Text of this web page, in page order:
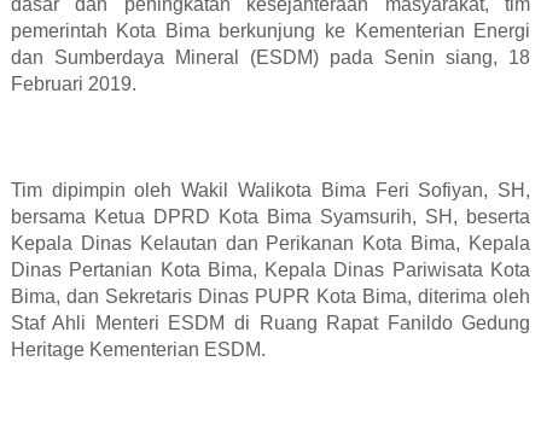
dasar dan peningkatan kesejahteraan masyarakat, tim
pemerintah Kota Bima berkunjung ke Kementerian Energi
dan Sumberdaya Mineral (ESDM) pada Senin siang, 18
Februari 2019.
Tim dipimpin oleh Wakil Walikota Bima Feri Sofiyan, SH,
bersama Ketua DPRD Kota Bima Syamsurih, SH, beserta
Kepala Dinas Kelautan dan Perikanan Kota Bima, Kepala
Dinas Pertanian Kota Bima, Kepala Dinas Pariwisata Kota
Bima, dan Sekretaris Dinas PUPR Kota Bima, diterima oleh
Staf Ahli Menteri ESDM di Ruang Rapat Fanildo Gedung
Heritage Kementerian ESDM.